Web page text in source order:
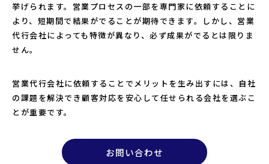
挙げられます。営業プロセスの一部を専門家に依頼することに
より、短期間で結果がでることが期待できます。しかし、営業
代行会社によっても特徴が異なり、必ず成果がでるとは限りま
せん。
営業代行会社に依頼することでメリットを生み出すには、自社
の課題を解決でき顧客対応を安心して任せられる会社を選ぶこ
とが重要です。
お問い合わせ